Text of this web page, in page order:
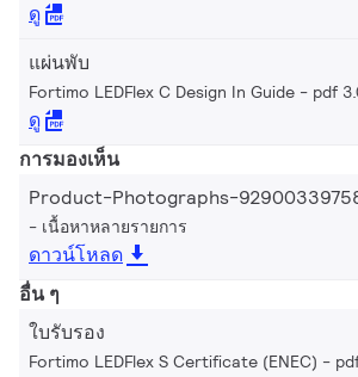
ดู
แผ่นพับ
Fortimo LEDFlex C Design In Guide pdf
ดู
การมองเห็น
Product-Photographs-
เนื้อหาหลายรายการ
ดาวน์โหลด
อื่น ๆ
ใบรับรอง
Fortimo LEDFlex S Certificate (ENEC)